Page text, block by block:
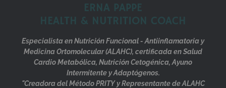
ERNA PAPPE
HEALTH & NUTRITION COACH
Especialista en Nutrición Funcional - Antiinflamatoria y
Medicina Ortomolecular (ALAHC), certificada en Salud
Cardio Metabólica, Nutrición Cetogénica, Ayuno
Intermitente y Adaptógenos.
"Creadora del Método PRITY y Representante de ALAHC